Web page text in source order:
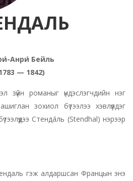
Анри́ Бейль
— 1842)
зүйн романыг үндэслэгчдийн нэг
зохиол бүтээлээ хэвлүүлдэг
Стенда́ль (Stendhal) нэрээр
гэж алдаршсан Францын энэ